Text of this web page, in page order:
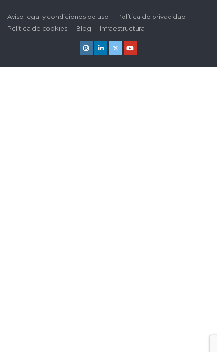
Aviso legal y condiciones de uso
Política de privacidad
Política de cookies
Blog Infraestructura